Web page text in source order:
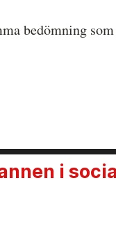
bedömning
i